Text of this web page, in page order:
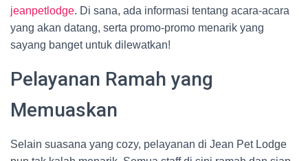
jeanpetlodge. Di sana, ada informasi tentang acara-acara
yang akan datang, serta promo-promo menarik yang
sayang banget untuk dilewatkan!
Pelayanan Ramah yang
Memuaskan
Selain suasana yang cozy, pelayanan di Jean Pet Lodge